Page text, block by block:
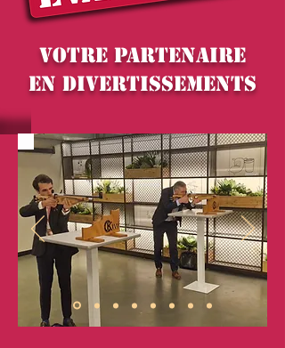
VOTRE PARTENAIRE
EN DIVERTISSEMENTS